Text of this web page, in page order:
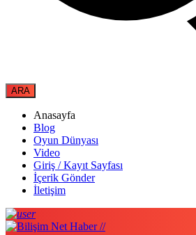
Anasayfa
Blog
Oyun Dünyası
Video
Giriş / Kayıt Sayfası
İçerik Gönder
İletişim